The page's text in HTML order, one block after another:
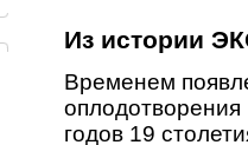
Из истории
Временем
годов 19